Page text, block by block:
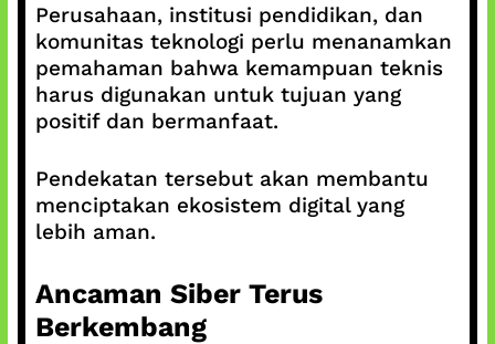
Perusahaan, institusi pendidikan, dan
komunitas teknologi perlu menanamkan
pemahaman bahwa kemampuan teknis
harus digunakan untuk tujuan yang
positif dan bermanfaat.
Pendekatan tersebut akan membantu
menciptakan ekosistem digital yang
lebih aman.
Ancaman Siber Terus
Berkembang